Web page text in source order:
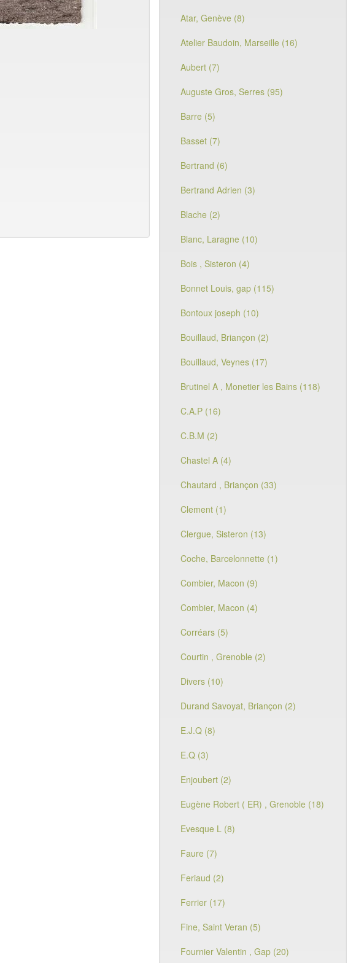
Atar, Genève (8)
Atelier Baudoin, Marseille (16)
Aubert (7)
Auguste Gros, Serres (95)
Barre (5)
Basset (7)
Bertrand (6)
Bertrand Adrien (3)
Blache (2)
Blanc, Laragne (10)
Bois , Sisteron (4)
Bonnet Louis, gap (115)
Bontoux joseph (10)
Bouillaud, Briançon (2)
Bouillaud, Veynes (17)
Brutinel A , Monetier les Bains (118)
C.A.P (16)
C.B.M (2)
Chastel A (4)
Chautard , Briançon (33)
Clement (1)
Clergue, Sisteron (13)
Coche, Barcelonnette (1)
Combier, Macon (9)
Combier, Macon (4)
Corréars (5)
Courtin , Grenoble (2)
Divers (10)
Durand Savoyat, Briançon (2)
E.J.Q (8)
E.Q (3)
Enjoubert (2)
Eugène Robert ( ER) , Grenoble (18)
Evesque L (8)
Faure (7)
Feriaud (2)
Ferrier (17)
Fine, Saint Veran (5)
Fournier Valentin , Gap (20)